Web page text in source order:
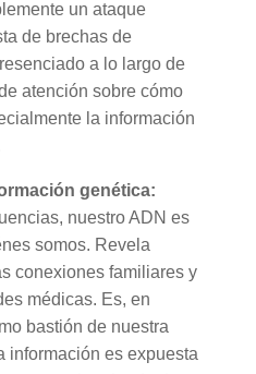
un ataque
de brechas de
a lo largo de
atención sobre cómo
la información
genética:
nuestro ADN es
somos. Revela
conexiones familiares y
médicas. Es, en
bastión de nuestra
información es expuesta